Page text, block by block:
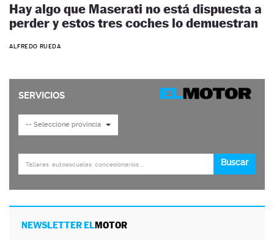
Hay algo que Maserati no está dispuesta a
perder y estos tres coches lo demuestran
ALFREDO RUEDA
NEWSLETTER ELMOTOR